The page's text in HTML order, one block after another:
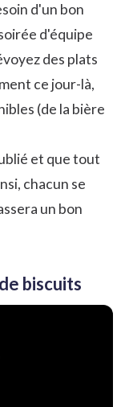
d'un bon
d'équipe
des plats
ce jour-là,
(de la bière
et que tout
chacun se
un bon
biscuits